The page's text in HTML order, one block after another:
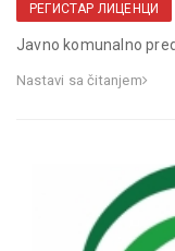
РЕГИСТАР ЛИЦЕНЦИ
Javno komunalno
Nastavi sa čitanjem